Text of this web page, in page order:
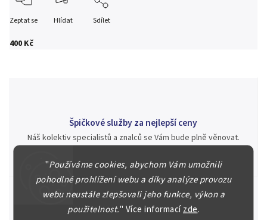
"Používáme cookies, abychom Vám umožnili
pohodlné prohlížení webu a díky analýze provozu
webu neustále zlepšovali jeho funkce, výkon a
použitelnost." Více informacízde.
400 Kč
Zeptat se Hlídat Sdílet
Špičkové služby za nejlepší ceny
Náš kolektiv specialistů a znalců se Vám bude plně věnovat.
Posoudíme kvalitu a pravost Vašeho materiálu, prodáme v naší
aukci nebo Vám poradíme kam investovat.